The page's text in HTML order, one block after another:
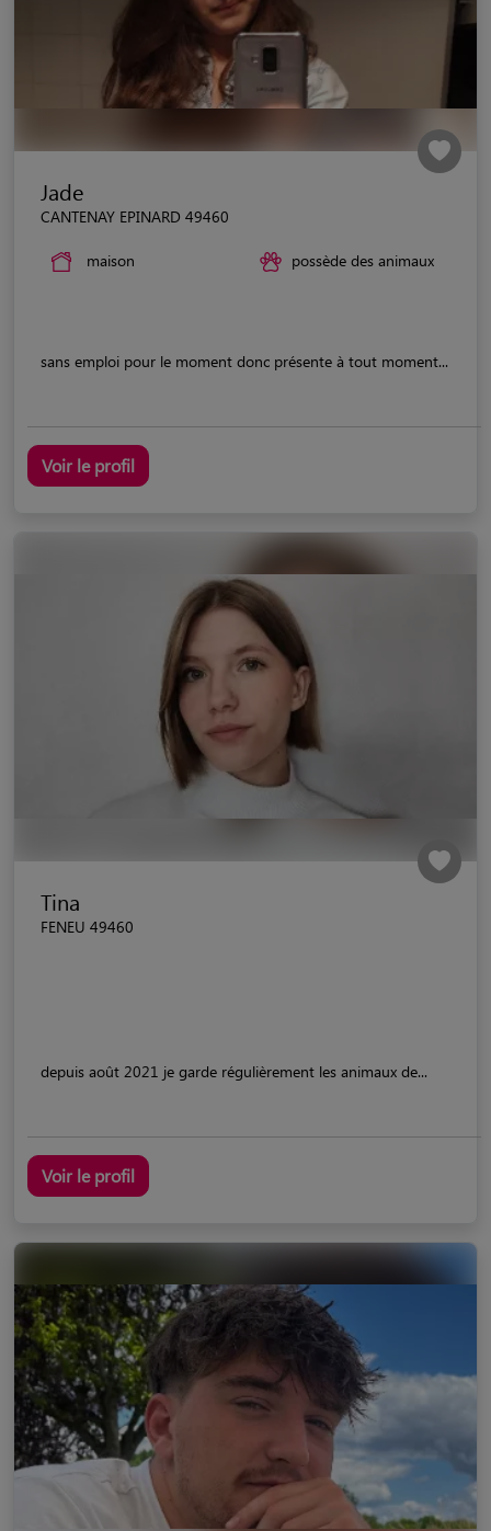
Jade
CANTENAY EPINARD 49460
maison possède des animaux
sans emploi pour le moment donc présente à tout moment...
Voir le profil
Tina
FENEU 49460
depuis août 2021 je garde régulièrement les animaux de...
Voir le profil